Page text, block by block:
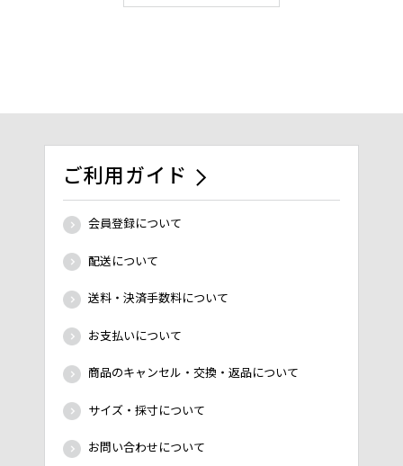
ご利用ガイド
会員登録について
配送について
送料・決済手数料について
お支払いについて
商品のキャンセル・交換・返品について
サイズ・採寸について
お問い合わせについて